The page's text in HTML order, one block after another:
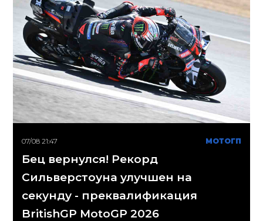
07/08 21:47 МОТОГП
Бец вернулся! Рекорд
Сильверстоуна улучшен на
секунду - преквалификация
BritishGP MotoGP 2026